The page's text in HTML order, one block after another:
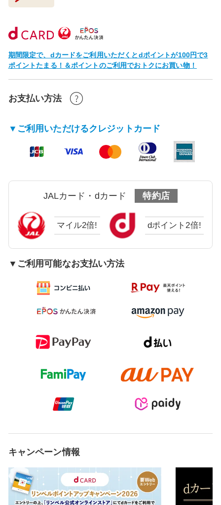
期間限定で、dカードをご利用いただくとdポイントが100円で3
ポイントたまる！＆ポイントのご利用でおトクにお買い物！
お支払い方法
▼ご利用いただけるクレジットカード
JALカード・dカード 特約店
マイル2倍! dポイント2倍!
▼ご利用可能なお支払い方法
キャンペーン情報